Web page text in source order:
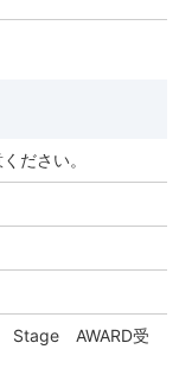
ださい。
AWARD受